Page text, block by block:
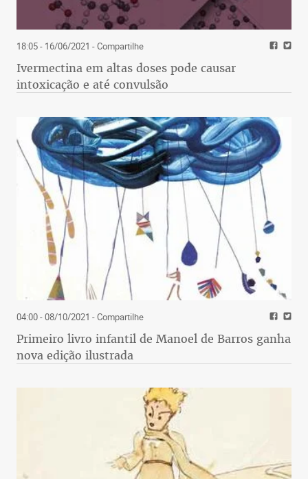
18:05 - 16/06/2021 - Compartilhe
Ivermectina em altas doses pode causar
intoxicação e até convulsão
04:00 - 08/10/2021 - Compartilhe
Primeiro livro infantil de Manoel de Barros ganha
nova edição ilustrada